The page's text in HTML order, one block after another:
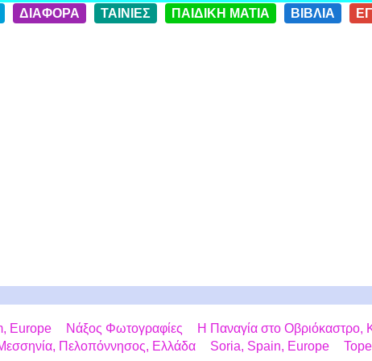
ΔΙΑΦΟΡΑ ΤΑΙΝΙΕΣ ΠΑΙΔΙΚΗ ΜΑΤΙΑ ΒΙΒΛΙΑ
Europe Νάξος Φωτογραφίες
Η Παναγία στο Οβριόκαστρο,
Πελοπόννησος, Ελλάδα
Soria, Spain, Europe